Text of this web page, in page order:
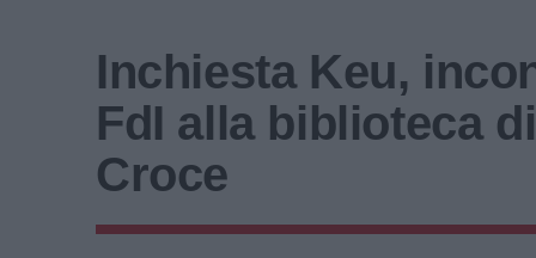
Inchiesta Keu,
FdI alla biblioteca
Croce